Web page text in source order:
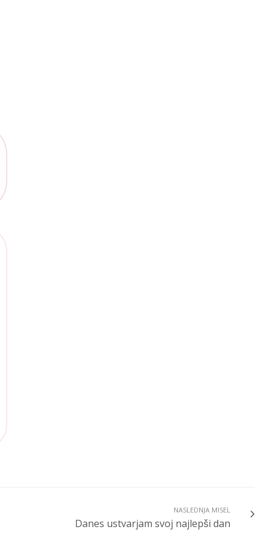
NASLEDNJA MISEL
Danes ustvarjam svoj najlepši dan